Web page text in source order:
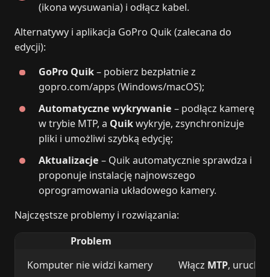
(ikona wysuwania) i odłącz kabel.
Alternatywy i aplikacja GoPro Quik (zalecana do
edycji):
GoPro Quik– pobierz bezpłatnie z
gopro.com/apps (Windows/macOS);
Automatyczne wykrywanie – podłącz kamerę
w trybie MTP, a Quikwykryje, zsynchronizuje
pliki i umożliwi szybką edycję;
Aktualizacje – Quik automatycznie sprawdza i
proponuje instalację najnowszego
oprogramowania układowego kamery.
Najczęstsze problemy i rozwiązania:
Problem
Komputer nie widzi kamery
Włącz MTP,